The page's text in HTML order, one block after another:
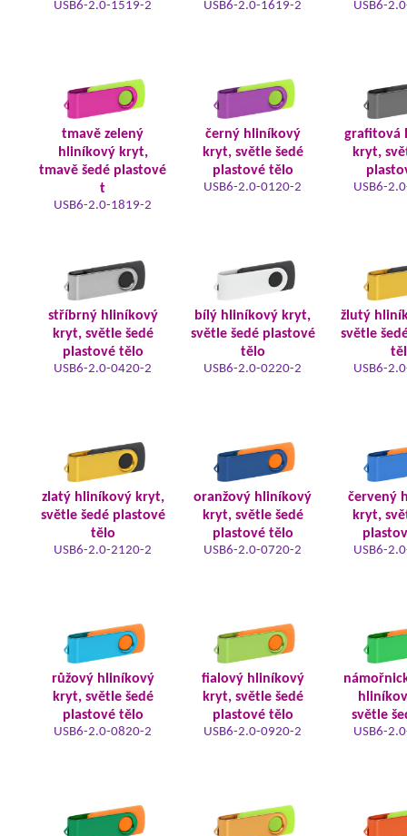
USB6-2.0-1519-2 USB6-2.0-1619-2 USB6-
tmavě zelený
hliníkový kryt,
tmavě šedé plastové
t
USB6-2.0-1819-2
černý hliníkový
kryt, světle šedé
plastové tělo
USB6-2.0-0120-2
grafitová
kryt,
USB6-
stříbrný hliníkový
kryt, světle šedé
plastové tělo
USB6-2.0-0420-2
bílý hliníkový kryt,
světle šedé plastové
tělo
USB6-2.0-0220-2
žlutý
světle
USB6-
zlatý hliníkový kryt,
světle šedé plastové
tělo
USB6-2.0-2120-2
oranžový hliníkový
kryt, světle šedé
plastové tělo
USB6-2.0-0720-2
červený
kryt,
USB6-
růžový hliníkový
kryt, světle šedé
plastové tělo
USB6-2.0-0820-2
fialový hliníkový
kryt, světle šedé
plastové tělo
USB6-2.0-0920-2
světle
USB6-